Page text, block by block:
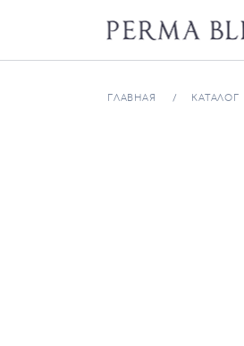
ГЛАВНАЯ КАТАЛОГ